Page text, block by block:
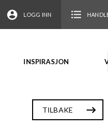
LOGG INN
INSPIRASJON
TILBAKE